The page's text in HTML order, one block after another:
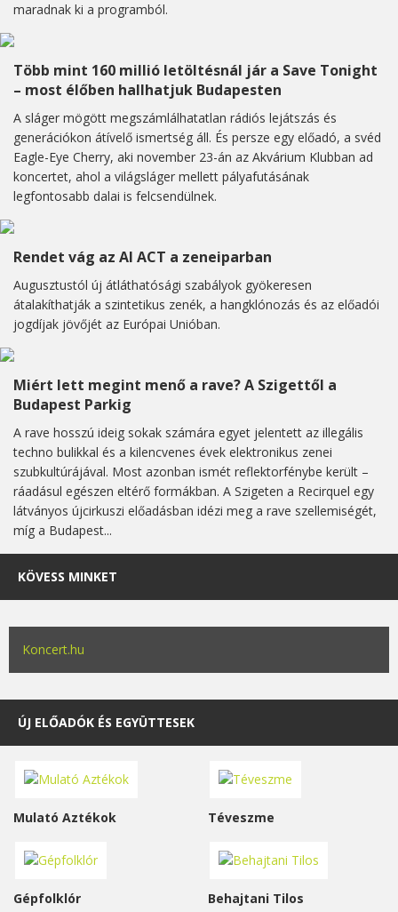
maradnak ki a programból.
Több mint 160 millió letöltésnál jár a Save Tonight
– most élőben hallhatjuk Budapesten
A sláger mögött megszámlálhatatlan rádiós lejátszás és
generációkon átívelő ismertség áll. És persze egy előadó, a svéd
Eagle-Eye Cherry, aki november 23-án az Akvárium Klubban ad
koncertet, ahol a világsláger mellett pályafutásának
legfontosabb dalai is felcsendülnek.
Rendet vág az AI ACT a zeneiparban
Augusztustól új átláthatósági szabályok gyökeresen
átalakíthatják a szintetikus zenék, a hangklónozás és az előadói
jogdíjak jövőjét az Európai Unióban.
Miért lett megint menő a rave? A Szigettől a
Budapest Parkig
A rave hosszú ideig sokak számára egyet jelentett az illegális
techno bulikkal és a kilencvenes évek elektronikus zenei
szubkultúrájával. Most azonban ismét reflektorfénybe került –
ráadásul egészen eltérő formákban. A Szigeten a Recirquel egy
látványos újcirkuszi előadásban idézi meg a rave szellemiségét,
míg a Budapest...
KÖVESS MINKET
Koncert.hu
ÚJ ELŐADÓK ÉS EGYÜTTESEK
Mulató Aztékok Téveszme
Gépfolklór Behajtani Tilos